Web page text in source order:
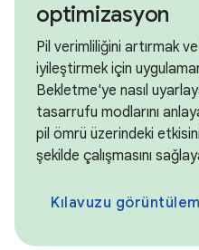
optimizasyon
Pil verimliliğini artırmak ve
iyileştirmek için
Bekletme'ye nasıl
tasarrufu modlarını
pil ömrü üzerindeki
şekilde çalışmasını
Kılavuzu